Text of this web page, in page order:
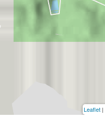
Leaflet |